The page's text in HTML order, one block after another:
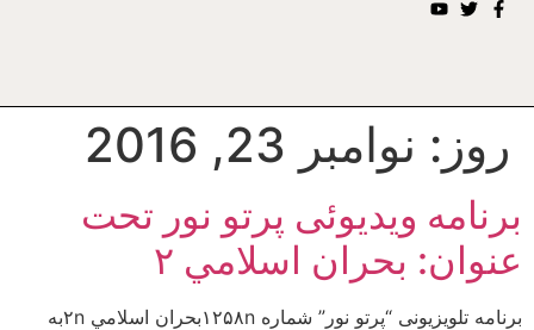
روز: نوامبر 23, 2016
برنامه ویدیوئى پرتو نور تحت
عنوان: بحران اسلامي ۲
برنامه تلويزيونى “پرتو نور” شماره ۱۲۵۸nبحران اسلامي ۲nبه